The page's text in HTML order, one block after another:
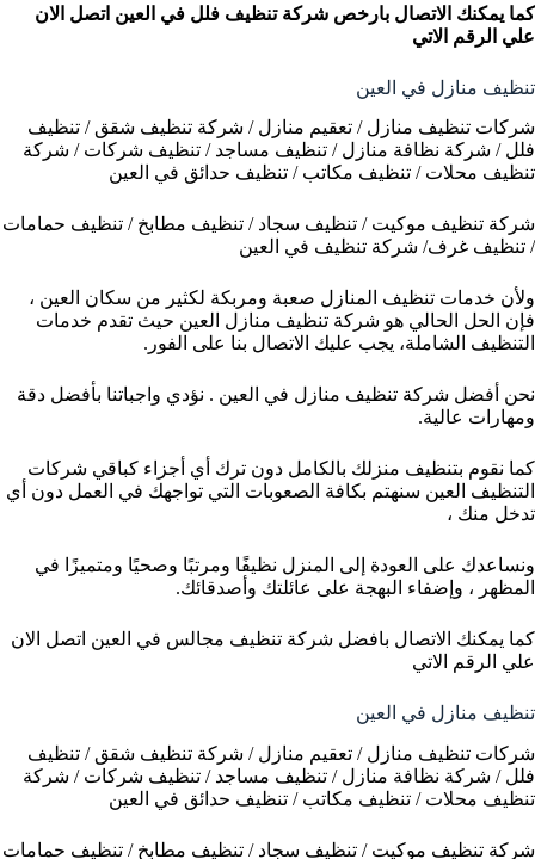
كما يمكنك الاتصال بارخص شركة تنظيف فلل في العين اتصل الان
علي الرقم الاتي
تنظيف منازل في العين
شركات تنظيف منازل / تعقيم منازل / شركة تنظيف شقق / تنظيف
فلل / شركة نظافة منازل / تنظيف مساجد / تنظيف شركات / شركة
تنظيف محلات / تنظيف مكاتب / تنظيف حدائق في العين
شركة تنظيف موكيت / تنظيف سجاد / تنظيف مطابخ / تنظيف حمامات
/ تنظيف غرف/ شركة تنظيف في العين
ولأن خدمات تنظيف المنازل صعبة ومربكة لكثير من سكان العين ،
فإن الحل الحالي هو شركة تنظيف منازل العين حيث تقدم خدمات
التنظيف الشاملة، يجب عليك الاتصال بنا على الفور.
نحن أفضل شركة تنظيف منازل في العين . نؤدي واجباتنا بأفضل دقة
ومهارات عالية.
كما نقوم بتنظيف منزلك بالكامل دون ترك أي أجزاء كباقي شركات
التنظيف العين سنهتم بكافة الصعوبات التي تواجهك في العمل دون أي
تدخل منك ،
ونساعدك على العودة إلى المنزل نظيفًا ومرتبًا وصحيًا ومتميزًا في
المظهر ، وإضفاء البهجة على عائلتك وأصدقائك.
كما يمكنك الاتصال بافضل شركة تنظيف مجالس في العين اتصل الان
علي الرقم الاتي
تنظيف منازل في العين
شركات تنظيف منازل / تعقيم منازل / شركة تنظيف شقق / تنظيف
فلل / شركة نظافة منازل / تنظيف مساجد / تنظيف شركات / شركة
تنظيف محلات / تنظيف مكاتب / تنظيف حدائق في العين
شركة تنظيف موكيت / تنظيف سجاد / تنظيف مطابخ / تنظيف حمامات